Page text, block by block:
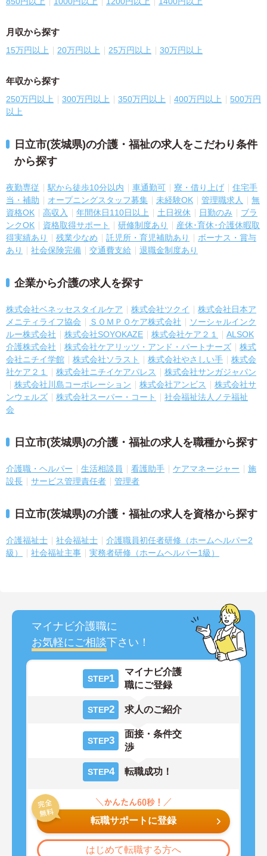
月収から探す
15万円以上 20万円以上 25万円以上 30万円以上
年収から探す
250万円以上 300万円以上 350万円以上 400万円以上
500万円
以上
日立市(茨城県)の介護・福祉の求人をこだわり条件
から探す
夜勤専従 駅から徒歩10分以内 車通勤可 寮・借り上げ
住宅手
当・補助
オープニングスタッフ募集 未経験OK 管理職求人
無
資格OK
高収入 年間休日110日以上 土日祝休 日勤のみ
ブラ
ンクOK
資格取得サポート 研修制度あり
産休･育休･介護休暇取
得実績あり
残業少なめ 託児所・育児補助あり
ボーナス・賞与
あり
社会保険完備 交通費支給 退職金制度あり
企業から介護の求人を探す
株式会社ベネッセスタイルケア 株式会社ツクイ
株式会社日本ア
メニティライフ協会
ＳＯＭＰＯケア株式会社
ソーシャルインク
ルー株式会社
株式会社SOYOKAZE 株式会社ケア２１
ALSOK
介護株式会社
株式会社ケアリッツ・アンド・パートナーズ
株式
会社ニチイ学館
株式会社ソラスト 株式会社やさしい手
株式会
社ケア２１
株式会社ニチイケアパレス
株式会社サンガジャパン
株式会社川島コーポレーション
株式会社アンビス
株式会社サ
ンウェルズ
株式会社スーパー・コート
社会福祉法人ノテ福祉
会
日立市(茨城県)の介護・福祉の求人を職種から探す
介護職・ヘルパー 生活相談員 看護助手 ケアマネージャー
施
設長
サービス管理責任者 管理者
日立市(茨城県)の介護・福祉の求人を資格から探す
介護福祉士 社会福祉士
介護職員初任者研修（ホームヘルパー2
級）
社会福祉主事 実務者研修（ホームヘルパー1級）
マイナビ介護職に
お気軽にご相談下さい！
STEP1
マイナビ介護
職にご登録
STEP2 求人のご紹介
STEP3
面接・条件交
渉
STEP4 転職成功！
転職サポートに登録
はじめて転職する方へ